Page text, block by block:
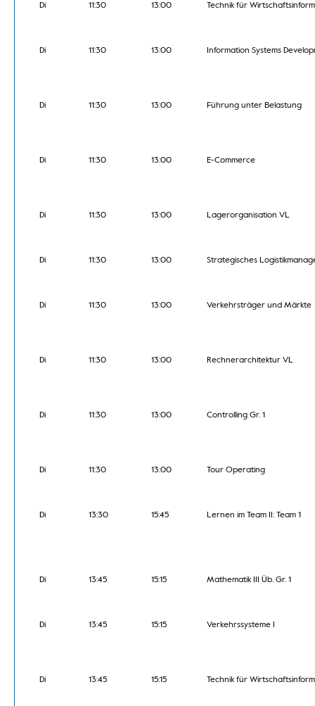
Di 11:30 13:00 Technik für
Di 11:30 13:00 Information Systems
Di 11:30 13:00 Führung unter Belastung
Di 11:30 13:00 E-Commerce
Di 11:30 13:00 Lagerorganisation VL
Di 11:30 13:00 Strategisches
Di 11:30 13:00 Verkehrsträger und Märkte
Di 11:30 13:00 Rechnerarchitektur VL
Di 11:30 13:00 Controlling Gr. 1
Di 11:30 13:00 Tour Operating
Di 13:30 15:45 Lernen im Team II: Team 1
Di 13:45 15:15 Mathematik III Üb. Gr. 1
Di 13:45 15:15 Verkehrssysteme I
Di 13:45 15:15 Technik für